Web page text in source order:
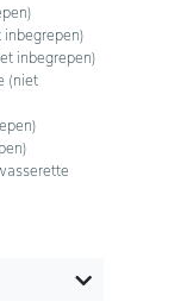
inbegrepen)
(niet